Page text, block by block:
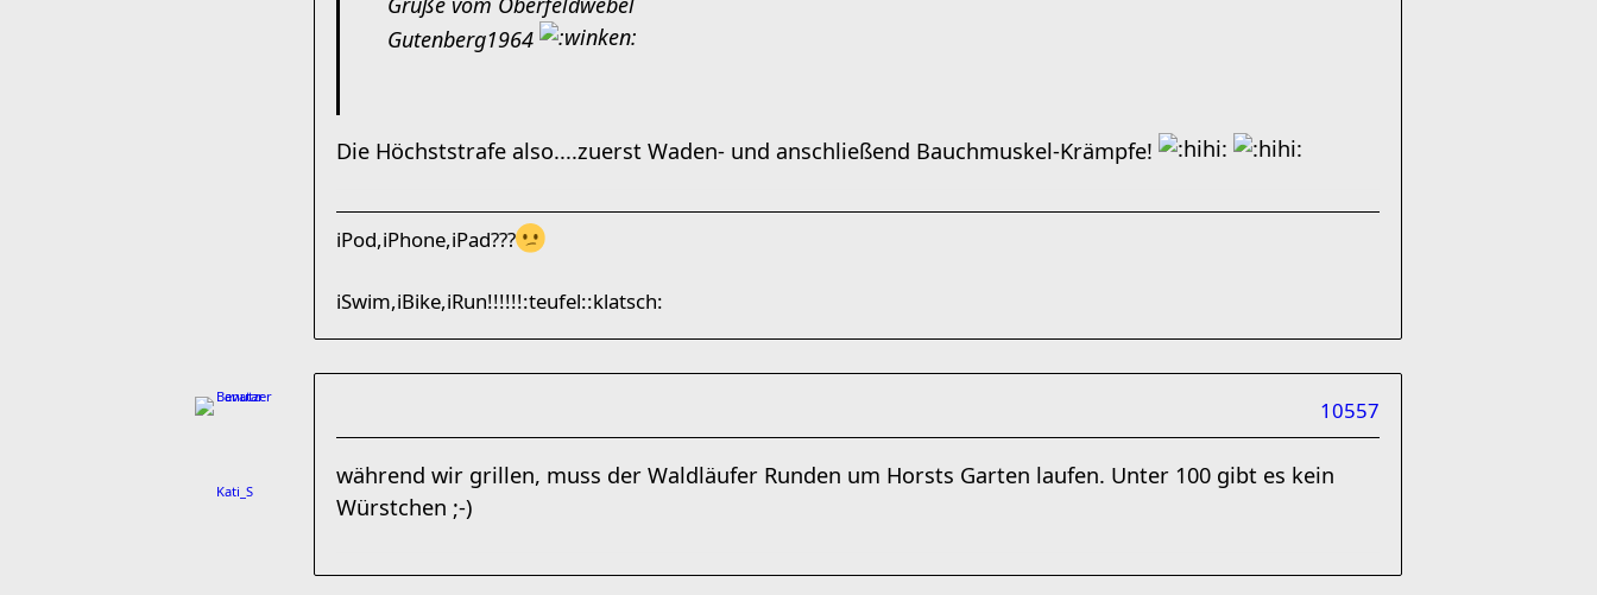
Gutenberg1964
Die Höchststrafe also....zuerst Waden- und anschließend Bauchmuskel-Krämpfe!
iPod,iPhone,iPad???
iSwim,iBike,iRun!!!!!!:teufel::klatsch:
Kati_S
10557
während wir grillen, muss der Waldläufer Runden um Horsts Garten laufen. Unter 100 gibt es kein
Würstchen ;-)